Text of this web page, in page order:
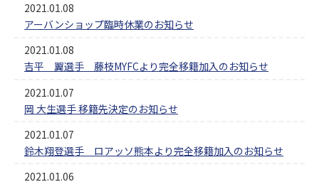
2021.01.08
アーバンショップ臨時休業のお知らせ
2021.01.08
吉平 翼選手 藤枝MYFCより完全移籍加入のお知らせ
2021.01.07
岡 大生選手 移籍先決定のお知らせ
2021.01.07
鈴木翔登選手 ロアッソ熊本より完全移籍加入のお知らせ
2021.01.06